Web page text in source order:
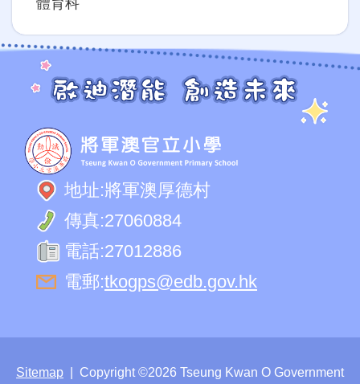
地址:將軍澳厚德村
傳真:27060884
電話:27012886
電郵:tkogps@edb.gov.hk
Sitemap | Copyright ©2026 Tseung Kwan O Government